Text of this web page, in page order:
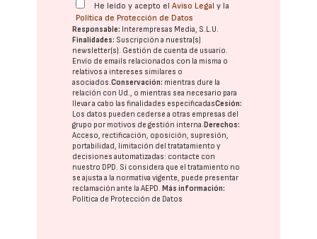
He leído y acepto elAviso Legal y la
Política de Protección de Datos
Responsable: Interempresas Media, S.L.U.
Finalidades: Suscripción a nuestra(s)
newsletter(s). Gestión de cuenta de usuario.
Envío de emails relacionados con la misma o
relativos a intereses similares o
asociados.Conservación: mientras dure la
relación con Ud., o mientras sea necesario para
llevar a cabo las finalidades especificadasCesión:
Los datos pueden cederse a otras empresas del
grupo por motivos de gestión interna. Derechos:
Acceso, rectificación, oposición, supresión,
portabilidad, limitación del tratatamiento y
decisiones automatizadas: contacte con
nuestro DPD. Si considera que el tratamiento no
se ajusta a la normativa vigente, puede presentar
reclamación ante laAEPD. Más información:
Política de Protección de Datos